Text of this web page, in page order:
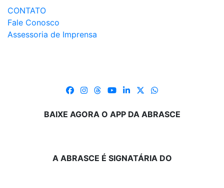
CONTATO
Fale Conosco
Assessoria de Imprensa
BAIXE AGORA O APP DA ABRASCE
A ABRASCE É SIGNATÁRIA DO